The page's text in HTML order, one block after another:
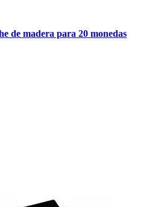
de madera para 20 monedas